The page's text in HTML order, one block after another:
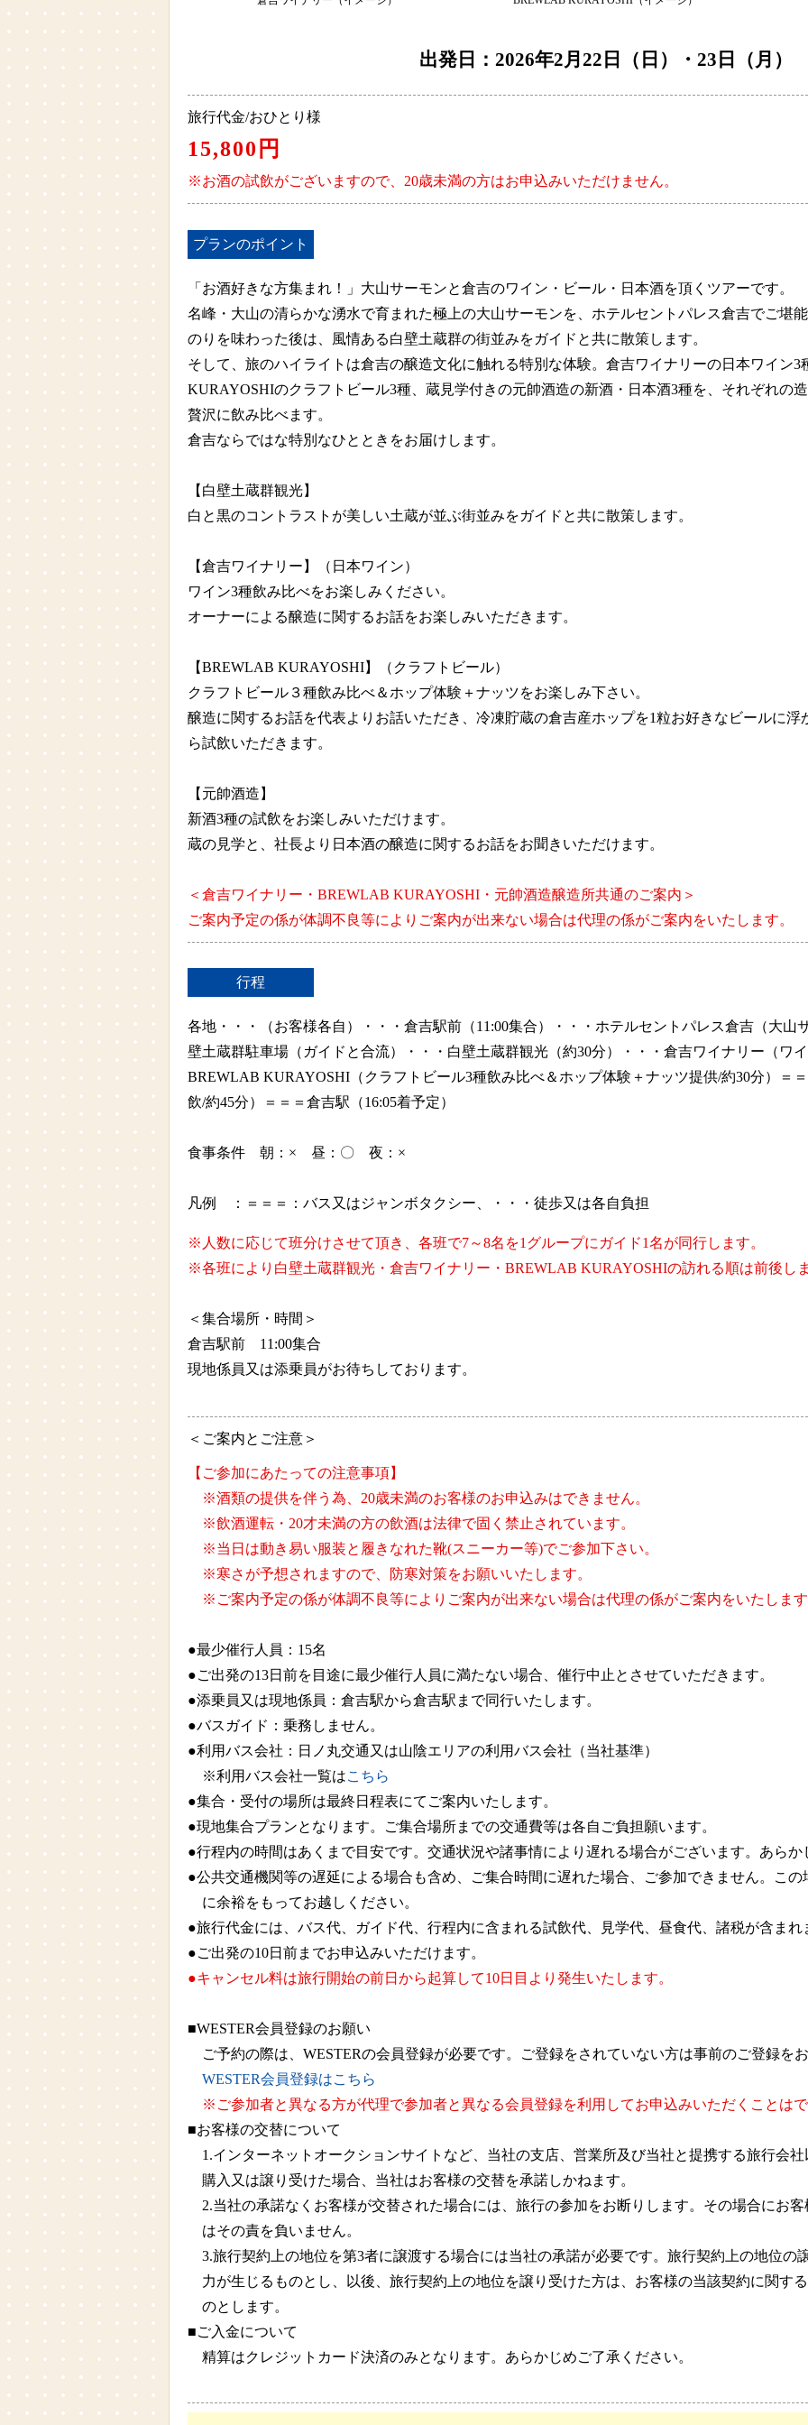
出発日：2026年2月22日（日）・23日（月）
旅行代金/おひとり様
15,800円
※お酒の試飲がございますので、20歳未満の方はお申込みいただけません。
プランのポイント
「お酒好きな方集まれ！」大山サーモンと倉吉のワイン・ビール・日本酒を頂くツアーです。
名峰・大山の清らかな湧水で育まれた極上の大山サーモンを、ホテルセントパレス倉吉でご堪
のりを味わった後は、風情ある白壁土蔵群の街並みをガイドと共に散策します。
そして、旅のハイライトは倉吉の醸造文化に触れる特別な体験。倉吉ワイナリーの日本ワイン
KURAYOSHIのクラフトビール3種、蔵見学付きの元帥酒造の新酒・日本酒3種を、それぞれの
贅沢に飲み比べます。
倉吉ならではな特別なひとときをお届けします。
【白壁土蔵群観光】
白と黒のコントラストが美しい土蔵が並ぶ街並みをガイドと共に散策します。
【倉吉ワイナリー】（日本ワイン）
ワイン3種飲み比べをお楽しみください。
オーナーによる醸造に関するお話をお楽しみいただきます。
【BREWLAB KURAYOSHI】（クラフトビール）
クラフトビール３種飲み比べ＆ホップ体験＋ナッツをお楽しみ下さい。
醸造に関するお話を代表よりお話いただき、冷凍貯蔵の倉吉産ホップを1粒お好きなビールに
ら試飲いただきます。
【元帥酒造】
新酒3種の試飲をお楽しみいただけます。
蔵の見学と、社長より日本酒の醸造に関するお話をお聞きいただけます。
＜倉吉ワイナリー・BREWLAB KURAYOSHI・元帥酒造醸造所共通のご案内＞
ご案内予定の係が体調不良等によりご案内が出来ない場合は代理の係がご案内をいたします。
行程
各地・・・（お客様各自）・・・倉吉駅前（11:00集合）・・・ホテルセントパレス倉吉（大山
壁土蔵群駐車場（ガイドと合流）・・・白壁土蔵群観光（約30分）・・・倉吉ワイナリー（ワ
BREWLAB KURAYOSHI（クラフトビール3種飲み比べ＆ホップ体験＋ナッツ提供/約30分）＝
飲/約45分）＝＝＝倉吉駅（16:05着予定）
食事条件 朝：× 昼：〇 夜：×
凡例 ：＝＝＝：バス又はジャンボタクシー、・・・徒歩又は各自負担
※人数に応じて班分けさせて頂き、各班で7～8名を1グループにガイド1名が同行します。
※各班により白壁土蔵群観光・倉吉ワイナリー・BREWLAB KURAYOSHIの訪れる順は前後しま
＜集合場所・時間＞
倉吉駅前 11:00集合
現地係員又は添乗員がお待ちしております。
＜ご案内とご注意＞
【ご参加にあたっての注意事項】
※酒類の提供を伴う為、20歳未満のお客様のお申込みはできません。
※飲酒運転・20才未満の方の飲酒は法律で固く禁止されています。
※当日は動き易い服装と履きなれた靴(スニーカー等)でご参加下さい。
※寒さが予想されますので、防寒対策をお願いいたします。
※ご案内予定の係が体調不良等によりご案内が出来ない場合は代理の係がご案内をいたします
●最少催行人員：15名
●ご出発の13日前を目途に最少催行人員に満たない場合、催行中止とさせていただきます。
●添乗員又は現地係員：倉吉駅から倉吉駅まで同行いたします。
●バスガイド：乗務しません。
●利用バス会社：日ノ丸交通又は山陰エリアの利用バス会社（当社基準）
※利用バス会社一覧はこちら
●集合・受付の場所は最終日程表にてご案内いたします。
●現地集合プランとなります。ご集合場所までの交通費等は各自ご負担願います。
●行程内の時間はあくまで目安です。交通状況や諸事情により遅れる場合がございます。あらか
●公共交通機関等の遅延による場合も含め、ご集合時間に遅れた場合、ご参加できません。こ
に余裕をもってお越しください。
●旅行代金には、バス代、ガイド代、行程内に含まれる試飲代、見学代、昼食代、諸税が含まれ
●ご出発の10日前までお申込みいただけます。
●キャンセル料は旅行開始の前日から起算して10日目より発生いたします。
■WESTER会員登録のお願い
ご予約の際は、WESTERの会員登録が必要です。ご登録をされていない方は事前のご登録を
WESTER会員登録はこちら
※ご参加者と異なる方が代理で参加者と異なる会員登録を利用してお申込みいただくことはで
■お客様の交替について
1.インターネットオークションサイトなど、当社の支店、営業所及び当社と提携する旅行会
購入又は譲り受けた場合、当社はお客様の交替を承諾しかねます。
2.当社の承諾なくお客様が交替された場合には、旅行の参加をお断りします。その場合にお
はその責を負いません。
3.旅行契約上の地位を第3者に譲渡する場合には当社の承諾が必要です。旅行契約上の地位の
力が生じるものとし、以後、旅行契約上の地位を譲り受けた方は、お客様の当該契約に関す
のとします。
■ご入金について
精算はクレジットカード決済のみとなります。あらかじめご了承ください。